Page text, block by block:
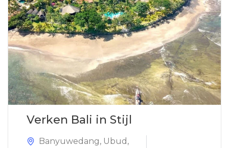
Verken Bali in Stijl
Banyuwedang, Ubud ,